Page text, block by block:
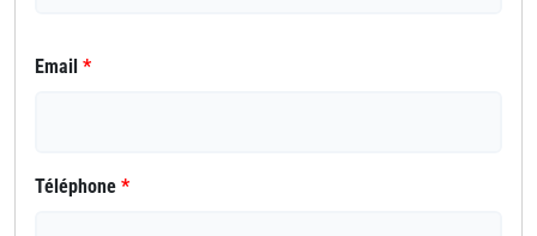
Email *
Téléphone *